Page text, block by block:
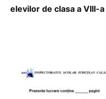
elevilor de clasa a VIII-